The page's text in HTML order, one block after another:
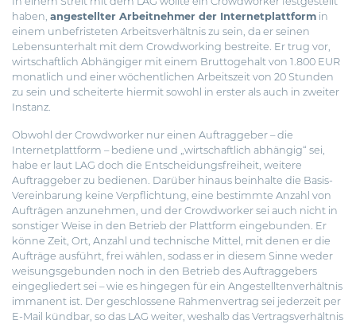
haben, angestellter Arbeitnehmer der Internetplattform in
einem unbefristeten Arbeitsverhältnis zu sein, da er seinen
Lebensunterhalt mit dem Crowdworking bestreite. Er trug vor,
wirtschaftlich Abhängiger mit einem Bruttogehalt von 1.800 EUR
monatlich und einer wöchentlichen Arbeitszeit von 20 Stunden
zu sein und scheiterte hiermit sowohl in erster als auch in zweiter
Instanz.
Obwohl der Crowdworker nur einen Auftraggeber – die
Internetplattform – bediene und „wirtschaftlich abhängig“ sei,
habe er laut LAG doch die Entscheidungsfreiheit, weitere
Auftraggeber zu bedienen. Darüber hinaus beinhalte die Basis-
Vereinbarung keine Verpflichtung, eine bestimmte Anzahl von
Aufträgen anzunehmen, und der Crowdworker sei auch nicht in
sonstiger Weise in den Betrieb der Plattform eingebunden. Er
könne Zeit, Ort, Anzahl und technische Mittel, mit denen er die
Aufträge ausführt, frei wählen, sodass er in diesem Sinne weder
weisungsgebunden noch in den Betrieb des Auftraggebers
eingegliedert sei – wie es hingegen für ein Angestelltenverhältnis
immanent ist. Der geschlossene Rahmenvertrag sei jederzeit per
E-Mail kündbar, so das LAG weiter, weshalb das Vertragsverhältnis